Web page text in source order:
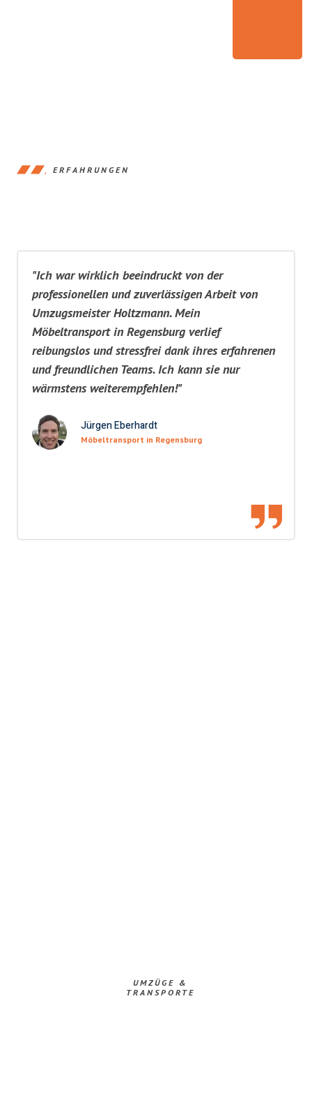
ERFAHRUNGEN
"Ich war wirklich beeindruckt von der
professionellen und zuverlässigen Arbeit von
Umzugsmeister Holtzmann. Mein
Möbeltransport in Regensburg verlief
reibungslos und stressfrei dank ihres erfahrenen
und freundlichen Teams. Ich kann sie nur
wärmstens weiterempfehlen!"
Jürgen Eberhardt
Möbeltransport in Regensburg
UMZÜGE &
TRANSPORTE